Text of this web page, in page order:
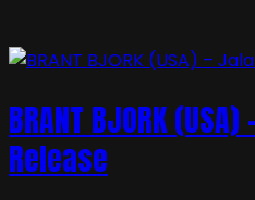
BRANT BJORK
Release